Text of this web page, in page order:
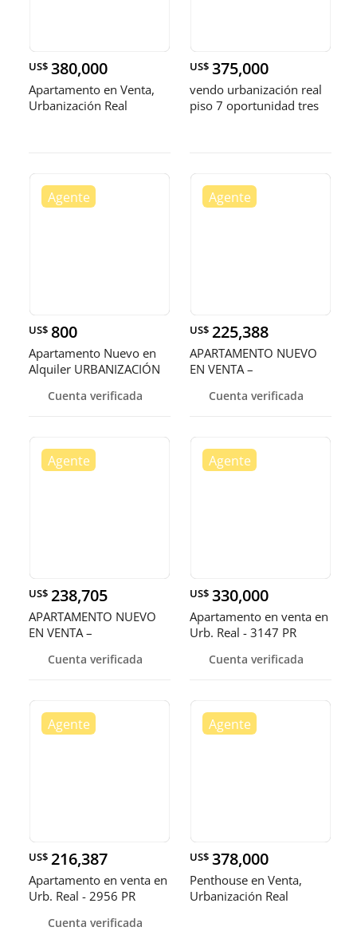
US$ 380,000
Apartamento en Venta,
Urbanización Real
US$ 375,000
vendo urbanización real
piso 7 oportunidad tres
US$ 800
Apartamento Nuevo en
Alquiler URBANIZACIÓN
Cuenta verificada
US$ 225,388
APARTAMENTO NUEVO
EN VENTA –
Cuenta verificada
US$ 238,705
APARTAMENTO NUEVO
EN VENTA –
Cuenta verificada
US$ 330,000
Apartamento en venta en
Urb. Real - 3147 PR
Cuenta verificada
US$ 216,387
Apartamento en venta en
Urb. Real - 2956 PR
Cuenta verificada
US$ 378,000
Penthouse en Venta,
Urbanización Real